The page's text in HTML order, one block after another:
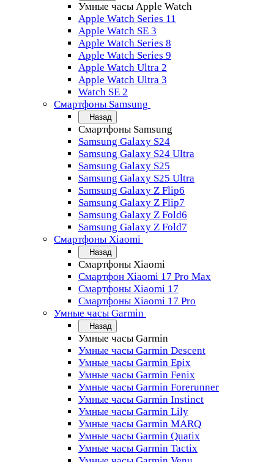
Умные часы Apple Watch
Apple Watch Series 11
Apple Watch SE 3
Apple Watch Series 8
Apple Watch Series 9
Apple Watch Ultra 2
Apple Watch Ultra 3
Watch SE 2
Смартфоны Samsung
Назад
Смартфоны Samsung
Samsung Galaxy S24
Samsung Galaxy S24 Ultra
Samsung Galaxy S25
Samsung Galaxy S25 Ultra
Samsung Galaxy Z Flip6
Samsung Galaxy Z Flip7
Samsung Galaxy Z Fold6
Samsung Galaxy Z Fold7
Смартфоны Xiaomi
Назад
Смартфоны Xiaomi
Смартфон Xiaomi 17 Pro Max
Смартфоны Xiaomi 17
Смартфоны Xiaomi 17 Pro
Умные часы Garmin
Назад
Умные часы Garmin
Умные часы Garmin Descent
Умные часы Garmin Epix
Умные часы Garmin Fenix
Умные часы Garmin Forerunner
Умные часы Garmin Instinct
Умные часы Garmin Lily
Умные часы Garmin MARQ
Умные часы Garmin Quatix
Умные часы Garmin Tactix